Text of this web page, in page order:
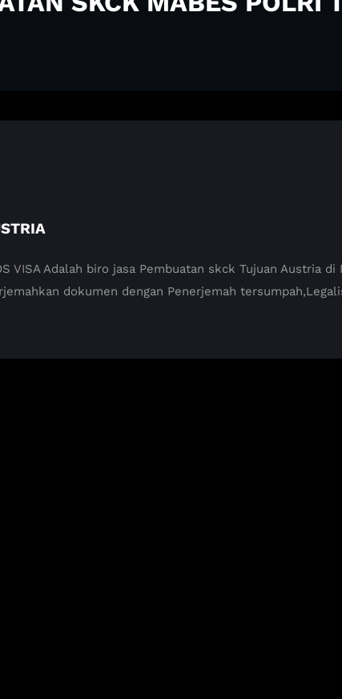
VISA Adalah biro jasa Pembuatan skck Tujuan Austria
dokumen dengan Penerjemah